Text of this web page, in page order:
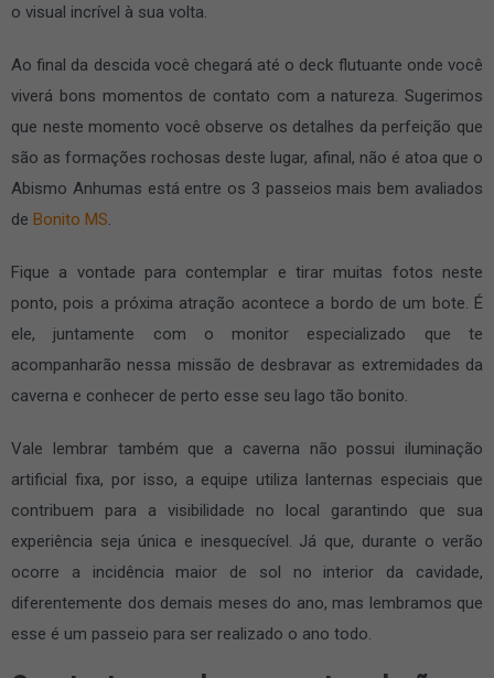
o visual incrível à sua volta.
Ao final da descida você chegará até o deck flutuante onde você
viverá bons momentos de contato com a natureza. Sugerimos
que neste momento você observe os detalhes da perfeição que
são as formações rochosas deste lugar, afinal, não é atoa que o
Abismo Anhumas está entre os 3 passeios mais bem avaliados
de Bonito MS
Fique a vontade para contemplar e tirar muitas fotos neste
ponto, pois a próxima atração acontece a bordo de um bote. É
ele, juntamente com o monitor especializado que te
acompanharão nessa missão de desbravar as extremidades da
caverna e conhecer de perto esse seu lago tão bonito.
Vale lembrar também que a caverna não possui iluminação
artificial fixa, por isso, a equipe utiliza lanternas especiais que
contribuem para a visibilidade no local garantindo que sua
experiência seja única e inesquecível. Já que, durante o verão
ocorre a incidência maior de sol no interior da cavidade,
diferentemente dos demais meses do ano, mas lembramos que
esse é um passeio para ser realizado o ano todo.